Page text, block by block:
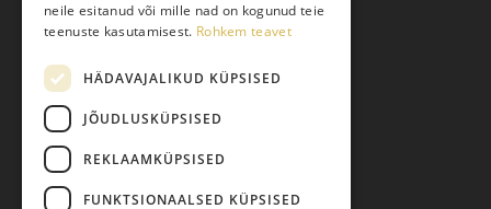
Järelmaks
Pretensiooni esitamine
Isikuandmete töötlemine
neile esitanud või mille nad on kogunud teie
teenuste kasutamisest. Rohkem teavet
HÄDAVAJALIKUD KÜPSISED
JÕUDLUSKÜPSISED
REKLAAMKÜPSISED
FUNKTSIONAALSED KÜPSISED